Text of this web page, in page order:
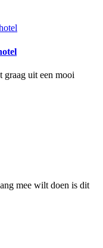
graag uit een mooi
mee wilt doen is dit